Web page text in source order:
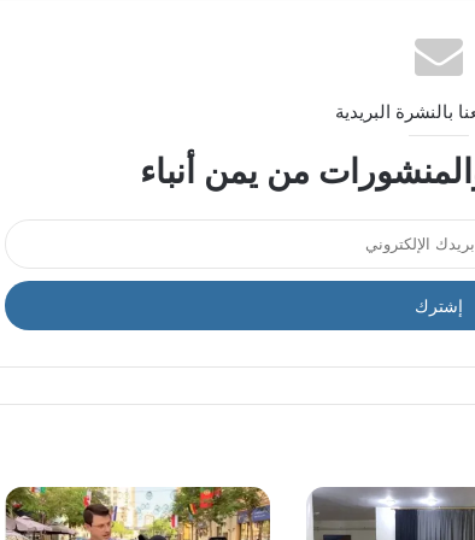
بالنشرة البريدية
من يمن أنباء